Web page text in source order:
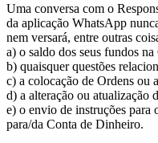
Uma conversa com o
da aplicação WhatsApp
nem versará, entre outras
a) o saldo dos seus fundos
b) quaisquer questões
c) a colocação de Ordens ou
d) a alteração ou atualização
e) o envio de instruções para
para/da Conta de Dinheiro.